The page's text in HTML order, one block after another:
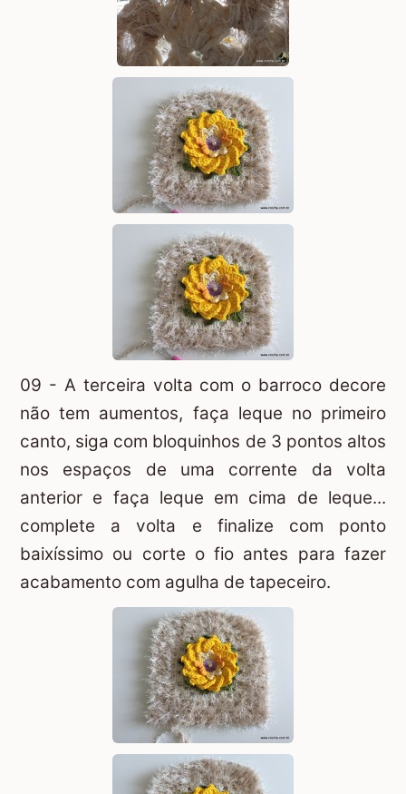
09 - A terceira volta com o barroco decore
não tem aumentos, faça leque no primeiro
canto, siga com bloquinhos de 3 pontos altos
nos espaços de uma corrente da volta
anterior e faça leque em cima de leque...
complete a volta e finalize com ponto
baixíssimo ou corte o fio antes para fazer
acabamento com agulha de tapeceiro.